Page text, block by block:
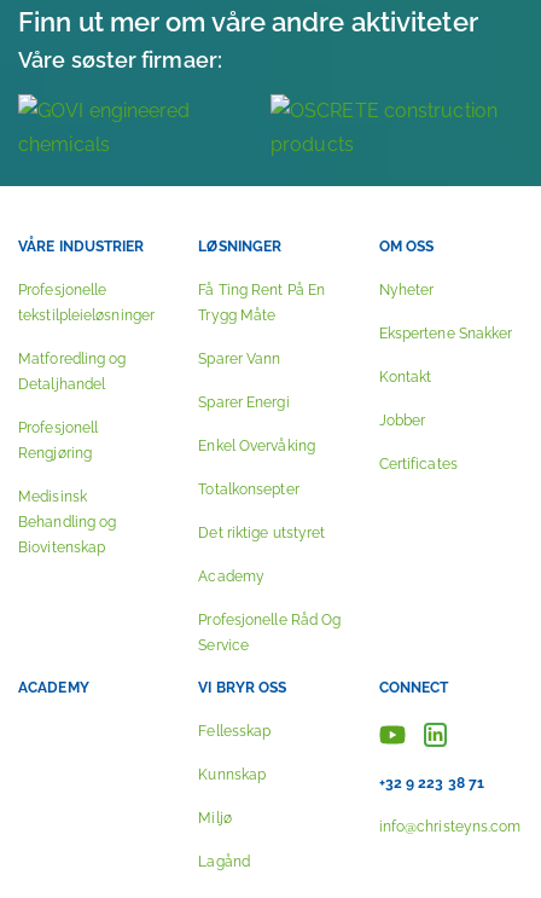
Finn ut mer om våre andre aktiviteter
Våre søster firmaer:
VÅRE INDUSTRIER
Profesjonelle
tekstilpleieløsninger
Matforedling og
Detaljhandel
Profesjonell
Rengjøring
Medisinsk
Behandling og
Biovitenskap
LØSNINGER
Få Ting Rent På En
Trygg Måte
Sparer Vann
Sparer Energi
Enkel Overvåking
Totalkonsepter
Det riktige utstyret
Academy
Profesjonelle Råd Og
Service
OM OSS
Nyheter
Ekspertene Snakker
Kontakt
Jobber
Certificates
ACADEMY VI BRYR OSS
Fellesskap
Kunnskap
Miljø
Lagånd
CONNECT
+32 9 223 38 71
info@christeyns.com